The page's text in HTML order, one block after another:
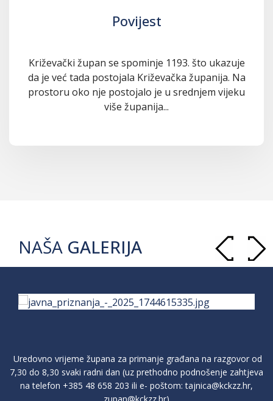
Povijest
Križevački župan se spominje 1193. što ukazuje
da je već tada postojala Križevačka županija. Na
prostoru oko nje postojalo je u srednjem vijeku
više županija...
NAŠA GALERIJA
Uredovno vrijeme župana za primanje građana na razgovor od
7,30 do 8,30 svaki radni dan (uz prethodno podnošenje zahtjeva
na telefon +385 48 658 203 ili e- poštom:tajnica@kckzz.hr,